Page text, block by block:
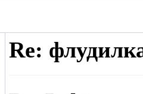
Re: